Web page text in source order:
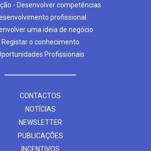
- Desenvolver competências
profissional
uma ideia de negócio
Registar o conhecimento
Profissionais
CONTACTOS
NOTÍCIAS
NEWSLETTER
PUBLICAÇÕES
INCENTIVOS